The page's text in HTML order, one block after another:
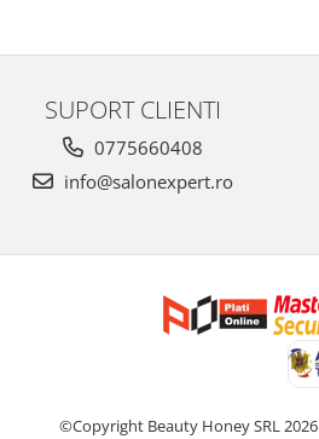
SUPORT CLIENTI
0775660408
info@salonexpert.ro
©Copyright Beauty Honey SRL 2026